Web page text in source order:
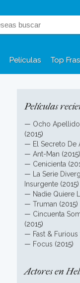
Películas Top
Películas
— Ocho
(2015)
— El Secreto De
— Ant-Man (2015)
— Cenicienta
—
La Serie
Insurgente (2015)
— Nadie Quiere
— Truman (2015)
— Cincuenta
(2015)
— Fast & Furious
— Focus (2015)
Actores en